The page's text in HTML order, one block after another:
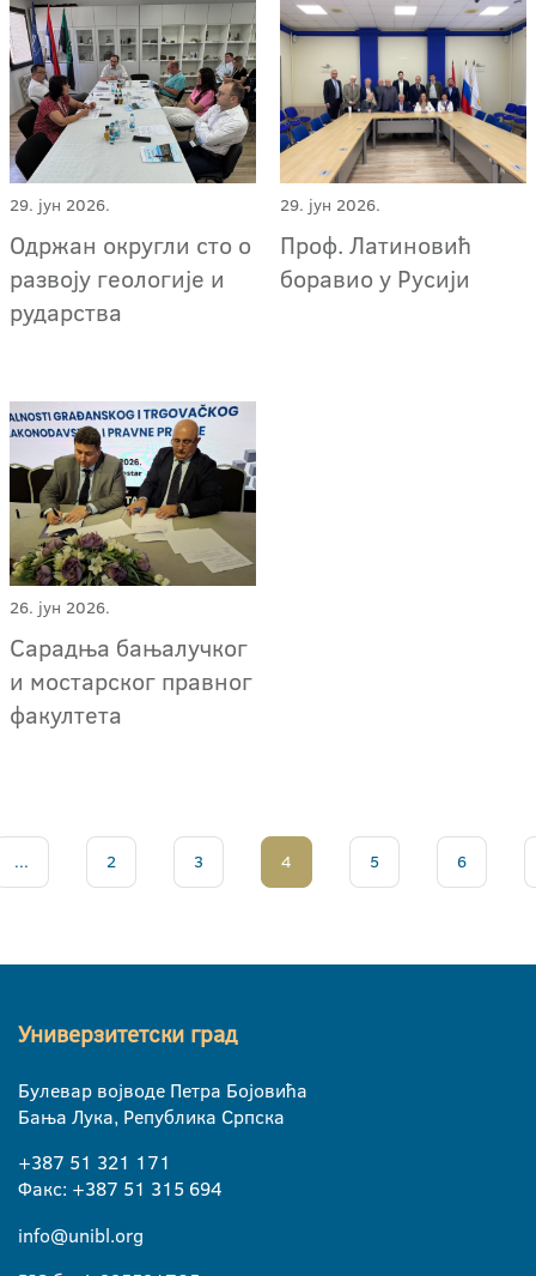
29. јун 2026.
Одржан округли сто о
развоју геологије и
рударства
29. јун 2026.
Проф. Латиновић
боравио у Русији
26. јун 2026.
Сарадња бањалучког
и мостарског правног
факултета
... 2 3 4 5 6
Универзитетски град
Булевар војводе Петра Бојовића
Бања Лука, Република Српска
+387 51 321 171
Факс: +387 51 315 694
info@unibl.org